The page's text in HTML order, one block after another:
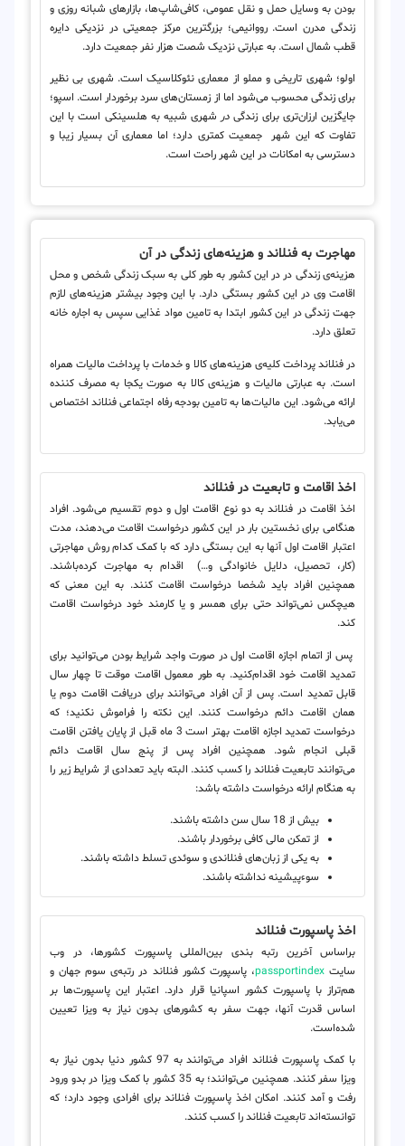
بودن به وسایل حمل و نقل عمومی، کافی‌شاپ‌ها، بازارهای شبانه روزی و
زندگی مدرن است. رووانیمی؛ بزرگترین مرکز جمعیتی در نزدیکی دایره
قطب شمال است. به عبارتی نزدیک شصت هزار نفر جمعیت دارد.
اولو؛ شهری تاریخی و مملو از معماری نئوکلاسیک است. شهری بی نظیر
برای زندگی محسوب می‌شود اما از زمستان‌های سرد برخوردار است. اسپو؛
جایگزین ارزان‌تری برای زندگی در شهری شبیه به هلسینکی است با این
تفاوت که این شهر جمعیت کمتری دارد؛ اما معماری آن بسیار زیبا و
دسترسی به امکانات در این شهر راحت است.
مهاجرت به فنلاند و هزینه‌های زندگی در آن
هزینه‌ی زندگی در در این کشور به طور کلی به سبک زندگی شخص و محل
اقامت وی در این کشور بستگی دارد. با این وجود بیشتر هزینه‌های لازم
جهت زندگی در این کشور ابتدا به تامین مواد غذایی سپس به اجاره خانه
تعلق دارد.
در فنلاند پرداخت کلیه‌ی هزینه‌های کالا و خدمات با پرداخت مالیات همراه
است. به عبارتی مالیات و هزینه‌ی کالا به صورت یکجا به مصرف کننده
ارائه می‌شود. این مالیات‌ها به تامین بودجه رفاه اجتماعی فنلاند اختصاص
می‌یابد.
اخذ اقامت و تابعیت در فنلاند
اخذ اقامت در فنلاند به دو نوع اقامت اول و دوم تقسیم می‌شود. افراد
هنگامی برای نخستین بار در این کشور درخواست اقامت می‌دهند، مدت
اعتبار اقامت اول آنها به این بستگی دارد که با کمک کدام روش مهاجرتی
(کار، تحصیل، دلایل خانوادگی و…) اقدام به مهاجرت کرده‌باشند.
همچنین افراد باید شخصا درخواست اقامت کنند. به این معنی که
هیچکس نمی‌تواند حتی برای همسر و یا کارمند خود درخواست اقامت
کند.
پس از اتمام اجازه اقامت اول در صورت واجد شرایط بودن می‌توانید برای
تمدید اقامت خود اقدام‌کنید. به طور معمول اقامت موقت تا چهار سال
قابل تمدید است. پس از آن افراد می‌توانند برای دریافت اقامت دوم یا
همان اقامت دائم درخواست کنند. این نکته را فراموش نکنید؛ که
درخواست تمدید اجازه اقامت بهتر است 3 ماه قبل از پایان یافتن اقامت
قبلی انجام شود. همچنین افراد پس از پنج سال اقامت دائم
می‌توانند تابعیت فنلاند را کسب کنند. البته باید تعدادی از شرایط زیر را
به هنگام ارائه درخواست داشته باشد:
بیش از 18 سال سن داشته باشند.
از تمکن مالی کافی برخوردار باشند.
به یکی از زبان‌های فنلاندی و سوئدی تسلط داشته باشند.
سوءپیشینه نداشته باشند.
اخذ پاسپورت فنلاند
براساس آخرین رتبه بندی بین‌المللی پاسپورت کشورها، در وب
سایتpassportindex، پاسپورت کشور فنلاند در رتبه‌ی سوم جهان و
هم‌تراز با پاسپورت کشور اسپانیا قرار دارد. اعتبار این پاسپورت‌ها بر
اساس قدرت آنها، جهت سفر به کشورهای بدون نیاز به ویزا تعیین
شده‌است.
با کمک پاسپورت فنلاند افراد می‌توانند به 97 کشور دنیا بدون نیاز به
ویزا سفر کنند. همچنین می‌توانند؛ به 35 کشور با کمک ویزا در بدو ورود
رفت و آمد کنند. امکان اخذ پاسپورت فنلاند برای افرادی وجود دارد؛ که
توانسته‌اند تابعیت فنلاند را کسب کنند.